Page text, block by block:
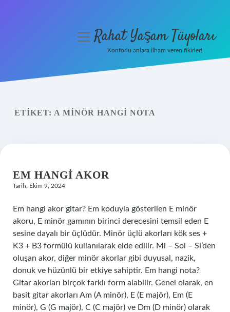
Yasal Uyarı
menüyüRahat Yaşam Tüyoları
Konforlu anlara ilham veren fikirler!
ETIKET: A MINÖR HANGI NOTA
EM HANGI AKOR
Tarih: Ekim 9, 2024
Em hangi akor gitar? Em koduyla gösterilen E minör
akoru, E minör gamının birinci derecesini temsil eden E
sesine dayalı bir üçlüdür. Minör üçlü akorları kök ses +
K3 + B3 formülü kullanılarak elde edilir. Mi – Sol – Si’den
oluşan akor, diğer minör akorlar gibi duyusal, nazik,
donuk ve hüzünlü bir etkiye sahiptir. Em hangi nota?
Gitar akorları birçok farklı form alabilir. Genel olarak, en
basit gitar akorları Am (A minör), E (E majör), Em (E
minör), G (G majör), C (C majör) ve Dm (D minör) olarak